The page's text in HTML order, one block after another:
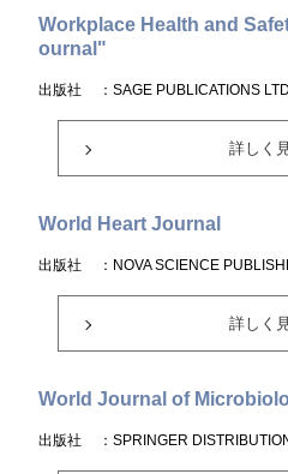
Workplace Health and
ournal"
出版社 ：SAGE PUBLICATIONS
詳しく
World Heart Journal
出版社 ：NOVA SCIENCE
詳しく
World Journal of
出版社 ：SPRINGER